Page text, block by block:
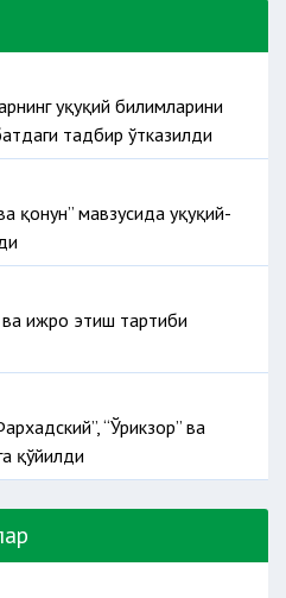
ҳуқуқий билимларини
тадбир ўтказилди
қонун” мавзусида ҳуқуқий-
ижро этиш тартиби
“Ўрикзор” ва
қўйилди